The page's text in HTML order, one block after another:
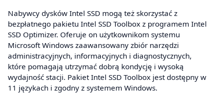
Nabywcy dysków Intel SSD mogą też skorzystać z
bezpłatnego pakietu Intel SSD Toolbox z programem Intel
SSD Optimizer. Oferuje on użytkownikom systemu
Microsoft Windows zaawansowany zbiór narzędzi
administracyjnych, informacyjnych i diagnostycznych,
które pomagają utrzymać dobrą kondycję i wysoką
wydajność stacji. Pakiet Intel SSD Toolbox jest dostępny w
11 językach i zgodny z systemem Windows.